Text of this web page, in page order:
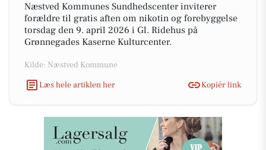
Næstved Kommunes Sundhedscenter inviterer
forældre til gratis aften om nikotin og forebyggelse
torsdag den 9. april 2026 i Gl. Ridehus på
Grønnegades Kaserne Kulturcenter.
Kilde: Næstved Kommune
Læs hele artiklen her
Kopiér link